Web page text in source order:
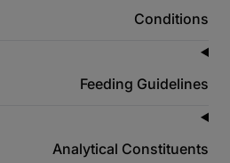
Conditions
Feeding Guidelines
Analytical Constituents